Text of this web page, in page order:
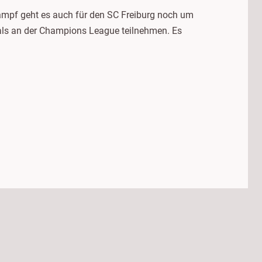
geht es auch für den SC Freiburg noch um
an der Champions League teilnehmen. Es